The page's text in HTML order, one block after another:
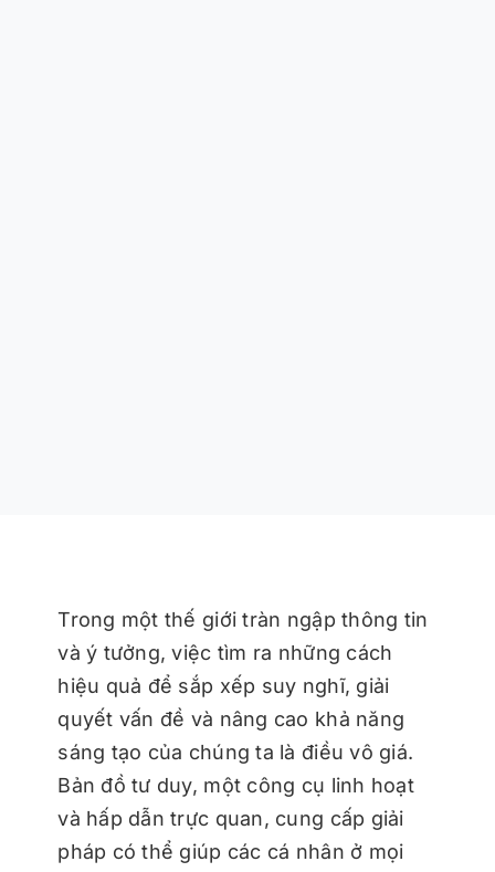
Trong một thế giới tràn ngập thông tin
và ý tưởng, việc tìm ra những cách
hiệu quả để sắp xếp suy nghĩ, giải
quyết vấn đề và nâng cao khả năng
sáng tạo của chúng ta là điều vô giá.
Bản đồ tư duy, một công cụ linh hoạt
và hấp dẫn trực quan, cung cấp giải
pháp có thể giúp các cá nhân ở mọi